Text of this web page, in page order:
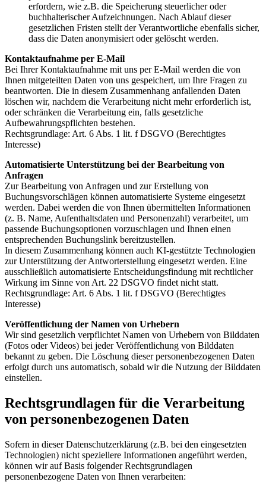
erfordern, wie z.B. die Speicherung steuerlicher oder
buchhalterischer Aufzeichnungen. Nach Ablauf dieser
gesetzlichen Fristen stellt der Verantwortliche ebenfalls sicher,
dass die Daten anonymisiert oder gelöscht werden.
Kontaktaufnahme per E-Mail
Bei Ihrer Kontaktaufnahme mit uns per E-Mail werden die von
Ihnen mitgeteilten Daten von uns gespeichert, um Ihre Fragen zu
beantworten. Die in diesem Zusammenhang anfallenden Daten
löschen wir, nachdem die Verarbeitung nicht mehr erforderlich ist,
oder schränken die Verarbeitung ein, falls gesetzliche
Aufbewahrungspflichten bestehen.
Rechtsgrundlage: Art. 6 Abs. 1 lit. f DSGVO (Berechtigtes
Interesse)
Automatisierte Unterstützung bei der Bearbeitung von
Anfragen
Zur Bearbeitung von Anfragen und zur Erstellung von
Buchungsvorschlägen können automatisierte Systeme eingesetzt
werden. Dabei werden die von Ihnen übermittelten Informationen
(z. B. Name, Aufenthaltsdaten und Personenzahl) verarbeitet, um
passende Buchungsoptionen vorzuschlagen und Ihnen einen
entsprechenden Buchungslink bereitzustellen.
In diesem Zusammenhang können auch KI-gestützte Technologien
zur Unterstützung der Antworterstellung eingesetzt werden. Eine
ausschließlich automatisierte Entscheidungsfindung mit rechtlicher
Wirkung im Sinne von Art. 22 DSGVO findet nicht statt.
Rechtsgrundlage: Art. 6 Abs. 1 lit. f DSGVO (Berechtigtes
Interesse)
Veröffentlichung der Namen von Urhebern
Wir sind gesetzlich verpflichtet Namen von Urhebern von Bilddaten
(Fotos oder Videos) bei jeder Veröffentlichung von Bilddaten
bekannt zu geben. Die Löschung dieser personenbezogenen Daten
erfolgt durch uns automatisch, sobald wir die Nutzung der Bilddaten
einstellen.
Rechtsgrundlagen für die Verarbeitung
von personenbezogenen Daten
Sofern in dieser Datenschutzerklärung (z.B. bei den eingesetzten
Technologien) nicht speziellere Informationen angeführt werden,
können wir auf Basis folgender Rechtsgrundlagen
personenbezogene Daten von Ihnen verarbeiten: